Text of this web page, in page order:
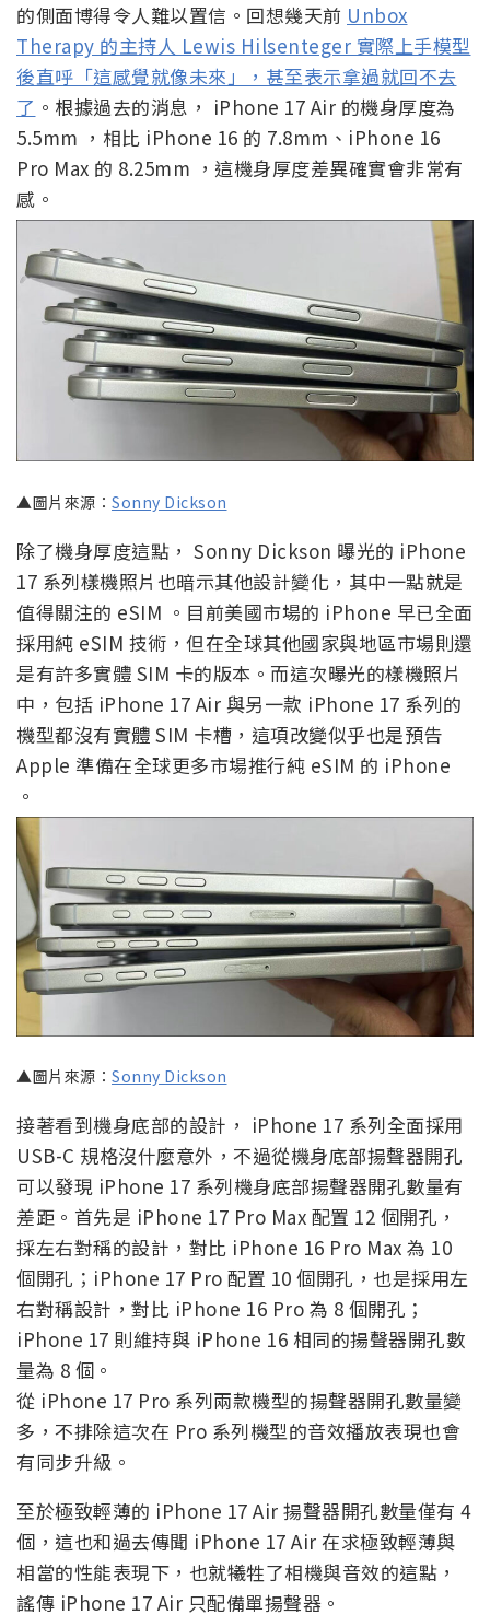
的側面博得令人難以置信。回想幾天前 Unbox
Therapy 的主持人 Lewis Hilsenteger 實際上手模型
後直呼「這感覺就像未來」，甚至表示拿過就回不去
了 。根據過去的消息， iPhone 17 Air 的機身厚度為
5.5mm ，相比 iPhone 16 的 7.8mm、iPhone 16
Pro Max 的 8.25mm ，這機身厚度差異確實會非常有
感。
▲圖片來源： Sonny Dickson
除了機身厚度這點， Sonny Dickson 曝光的 iPhone
17 系列樣機照片也暗示其他設計變化，其中一點就是
值得關注的 eSIM 。目前美國市場的 iPhone 早已全面
採用純 eSIM 技術，但在全球其他國家與地區市場則還
是有許多實體 SIM 卡的版本。而這次曝光的樣機照片
中，包括 iPhone 17 Air 與另一款 iPhone 17 系列的
機型都沒有實體 SIM 卡槽，這項改變似乎也是預告
Apple 準備在全球更多市場推行純 eSIM 的 iPhone
。
▲圖片來源： Sonny Dickson
接著看到機身底部的設計， iPhone 17 系列全面採用
USB-C 規格沒什麼意外，不過從機身底部揚聲器開孔
可以發現 iPhone 17 系列機身底部揚聲器開孔數量有
差距。首先是 iPhone 17 Pro Max 配置 12 個開孔，
採左右對稱的設計，對比 iPhone 16 Pro Max 為 10
個開孔；iPhone 17 Pro 配置 10 個開孔，也是採用左
右對稱設計，對比 iPhone 16 Pro 為 8 個開孔；
iPhone 17 則維持與 iPhone 16 相同的揚聲器開孔數
量為 8 個。
從 iPhone 17 Pro 系列兩款機型的揚聲器開孔數量變
多，不排除這次在 Pro 系列機型的音效播放表現也會
有同步升級。
至於極致輕薄的 iPhone 17 Air 揚聲器開孔數量僅有 4
個，這也和過去傳聞 iPhone 17 Air 在求極致輕薄與
相當的性能表現下，也就犧牲了相機與音效的這點，
謠傳 iPhone 17 Air 只配備單揚聲器。